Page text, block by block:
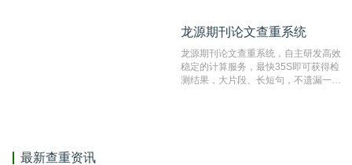
对，利用指纹索引快速而精准地在云检
有相似的片段，该项技术检测速度快、
准确率高，市场反映良好。
龙源期刊论文查重系统
龙源期刊论文查重系统，自主研发高效
稳定的计算服务，最快35S即可获得检
测结果，大片段、长短句，不遗漏一处
最新查重资讯